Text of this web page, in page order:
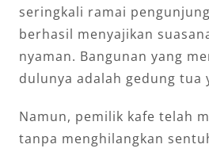
seringkali ramai
berhasil menyajikan
nyaman. Bangunan yang
dulunya adalah gedung tua
Namun, pemilik kafe telah
tanpa menghilangkan